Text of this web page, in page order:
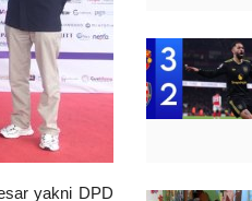
yakni DPD